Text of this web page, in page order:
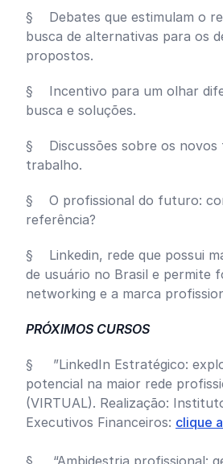
§ Debates que estimulam o
busca de alternativas para os
propostos.
§ Incentivo para um olhar
busca e soluções.
§ Discussões sobre os novos
trabalho.
§ O profissional do futuro:
referência?
§ Linkedin, rede que possui
de usuário no Brasil e permite
networking e a marca
PRÓXIMOS CURSOS
§ ⁠”LinkedIn Estratégico:
potencial na maior rede
(VIRTUAL). Realização:
Executivos Financeiros: clique